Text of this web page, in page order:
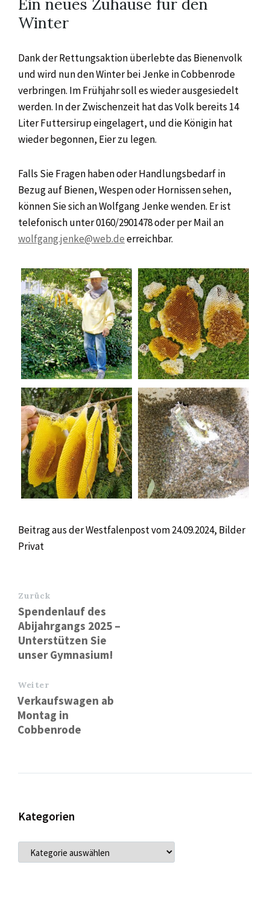
Winter
Dank der Rettungsaktion überlebte das Bienenvolk
und wird nun den Winter bei Jenke in Cobbenrode
verbringen. Im Frühjahr soll es wieder ausgesiedelt
werden. In der Zwischenzeit hat das Volk bereits 14
Liter Futtersirup eingelagert, und die Königin hat
wieder begonnen, Eier zu legen.
Falls Sie Fragen haben oder Handlungsbedarf in
Bezug auf Bienen, Wespen oder Hornissen sehen,
können Sie sich an Wolfgang Jenke wenden. Er ist
telefonisch unter 0160/2901478 oder per Mail an
wolfgang.jenke@web.deerreichbar.
Beitrag aus der Westfalenpost vom 24.09.2024, Bilder
Privat
Zurück
Spendenlauf des
Abijahrgangs 2025 –
Unterstützen Sie
unser Gymnasium!
Weiter
Verkaufswagen ab
Montag in
Cobbenrode
Kategorien
KATEGORIEN